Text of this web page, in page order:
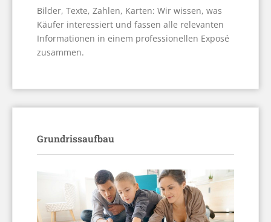
Bilder, Texte, Zahlen, Karten: Wir wissen, was
Käufer interessiert und fassen alle relevanten
Informationen in einem professionellen Exposé
zusammen.
Grundrissaufbau